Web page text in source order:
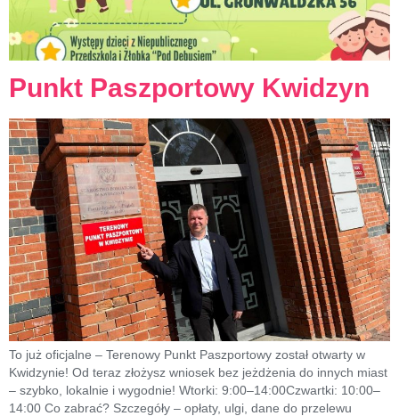
Punkt Paszportowy Kwidzyn
To już oficjalne – Terenowy Punkt Paszportowy został otwarty w
Kwidzynie! Od teraz złożysz wniosek bez jeżdżenia do innych miast
– szybko, lokalnie i wygodnie! Wtorki: 9:00–14:00Czwartki: 10:00–
14:00 Co zabrać? Szczegóły – opłaty, ulgi, dane do przelewu